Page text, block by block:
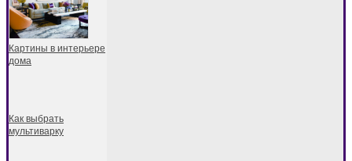
Картины в интерьере
дома
Как выбрать
мультиварку